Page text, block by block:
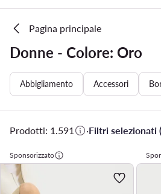
Pagina principale
Donne - Colore: Oro
Abbigliamento Accessori
Prodotti: 1.591 ·Filtri selezionati
Sponsorizzato